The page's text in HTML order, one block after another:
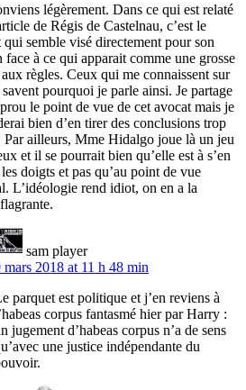
légèrement. Dans ce qui est relaté
de Régis de Castelnau, c’est le
qui semble visé directement pour son
face à ce qui apparait comme une grosse
règles. Ceux qui me connaissent sur
pourquoi je parle ainsi. Je partage
le point de vue de cet avocat mais je
bien d’en tirer des conclusions trop
Par ailleurs, Mme Hidalgo joue là un jeu
et il se pourrait bien qu’elle est à s’en
doigts et pas qu’au point de vue
L’idéologie rend idiot, on en a la
sam player
mars 2018 at 11 h 48 min
parquet est politique et j’en reviens à
corpus fantasmé hier par Harry :
jugement d’habeas corpus n’a de sens
une justice indépendante du